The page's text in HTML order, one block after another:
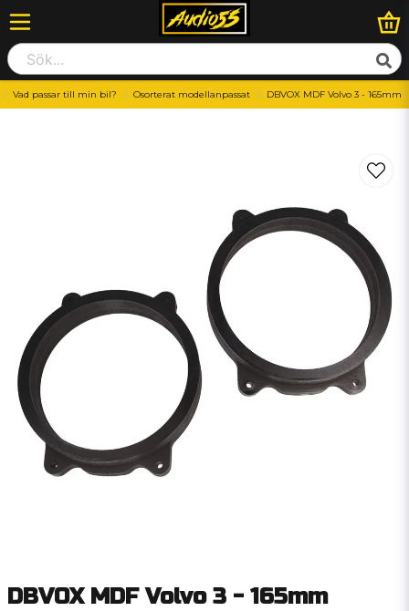
Vad passar till min bil? Osorterat modellanpassat DBVOX MDF Volvo 3 - 165mm
DBVOX MDF Volvo 3 - 165mm